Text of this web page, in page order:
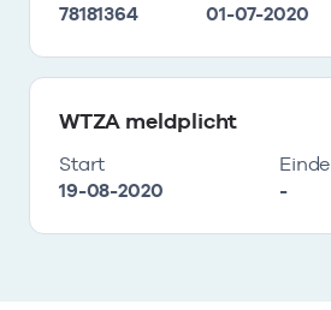
78181364
01-07-2020
WTZA meldplicht
Start
19-08-2020
Einde
-